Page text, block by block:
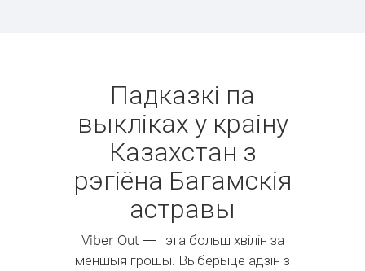
Падказкі па
выкліках у краіну
Казахстан з
рэгіёна Багамскія
астравы
Viber Out — гэта больш хвілін за
меншыя грошы. Выберыце адзін з